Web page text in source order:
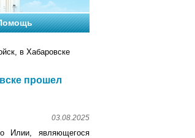
в Хабаровске
прошел
03.08.2025
Илии, являющегося